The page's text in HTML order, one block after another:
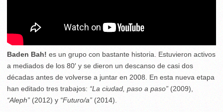
Baden Bah! es un grupo con bastante historia. Estuvieron activos
a mediados de los 80′ y se dieron un descanso de casi dos
décadas antes de volverse a juntar en 2008. En esta nueva etapa
han editado tres trabajos: “La ciudad, paso a paso” (2009),
“Aleph” (2012) y “Futuro/a” (2014).